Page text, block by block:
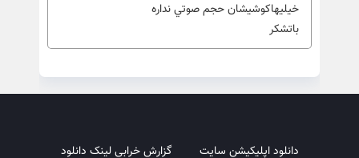
خيليهاكوشيشان حجم صوتي نداره
باتشكر
دانلود اپلیکیشن سایت گزارش خرابی لینک دانلود